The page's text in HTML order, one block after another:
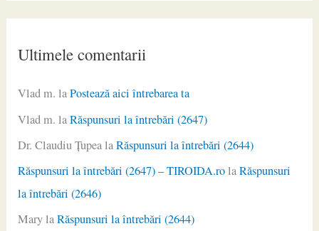
Ultimele comentarii
Vlad m. laPostează aici întrebarea ta
Vlad m. laRăspunsuri la întrebări (2647)
Dr. Claudiu ŢupealaRăspunsuri la întrebări (2644)
Răspunsuri la întrebări (2647) – TIROIDA.rolaRăspunsuri
la întrebări (2646)
MarylaRăspunsuri la întrebări (2644)